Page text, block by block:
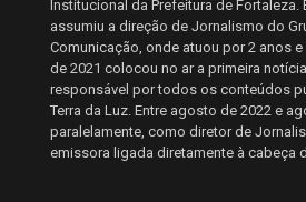
Institucional da Prefeitura de Fortaleza.
assumiu a direção de Jornalismo do
Comunicação, onde atuou por 2 anos
de 2021 colocou no ar a primeira
responsável por todos os conteúdos
Terra da Luz. Entre agosto de 2022 e
paralelamente, como diretor de
emissora ligada diretamente à cabeça